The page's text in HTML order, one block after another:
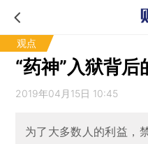
观点
“药神”入狱背后
2019年04月15日 10:45
为了大多数人的利益，